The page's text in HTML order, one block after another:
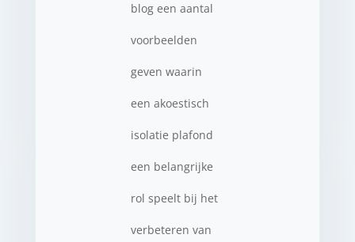
blog een aantal
voorbeelden
geven waarin
een akoestisch
isolatie plafond
een belangrijke
rol speelt bij het
verbeteren van